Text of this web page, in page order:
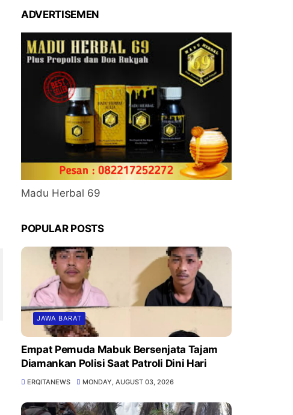
ADVERTISEMEN
Madu Herbal 69
POPULAR POSTS
JAWA BARAT
Empat Pemuda Mabuk Bersenjata Tajam
Diamankan Polisi Saat Patroli Dini Hari
ERQITANEWS MONDAY, AUGUST 03, 2026